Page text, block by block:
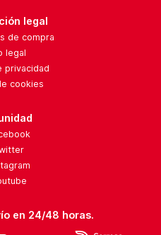
legal
de compra
legal
privacidad
cookies
en 24/48 horas.